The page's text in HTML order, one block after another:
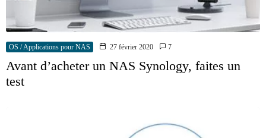
OS / Applications pour NAS 27 février 2020 7
Avant d’acheter un NAS Synology, faites un
test